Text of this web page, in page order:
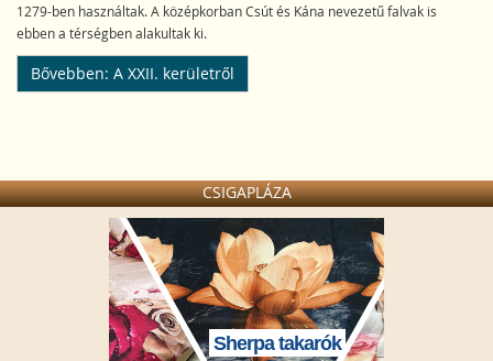
1279-ben használtak. A középkorban Csút és Kána nevezetű falvak is
ebben a térségben alakultak ki.
Bővebben: A XXII. kerületről
CSIGAPLÁZA
Sherpa takarók